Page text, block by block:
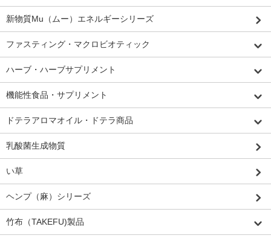
新物質Mu（ムー）エネルギーシリーズ
ファスティング・マクロビオティック
ハーブ・ハーブサプリメント
機能性食品・サプリメント
ドテラアロマオイル・ドテラ商品
乳酸菌生成物質
い草
ヘンプ（麻）シリーズ
竹布（TAKEFU)製品